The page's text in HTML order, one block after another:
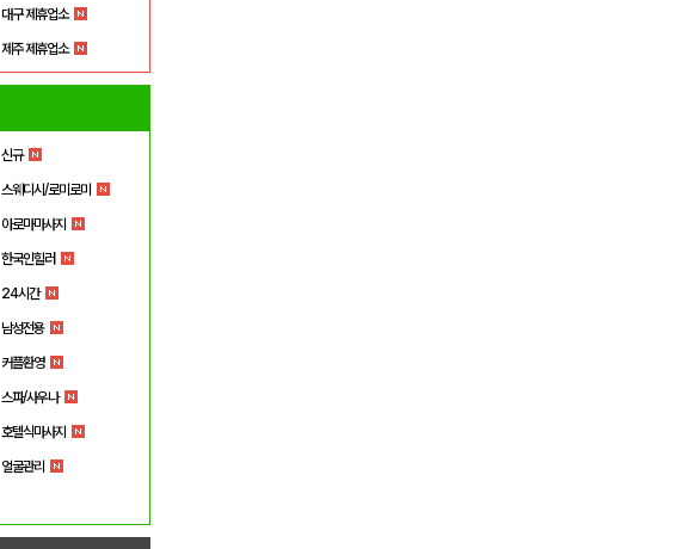
대구 제휴업소
제주 제휴업소
신규
스웨디시/로미로미
아로마마사지
한국인힐러
24시간
남성전용
커플환영
스파/사우나
호텔식마사지
얼굴관리